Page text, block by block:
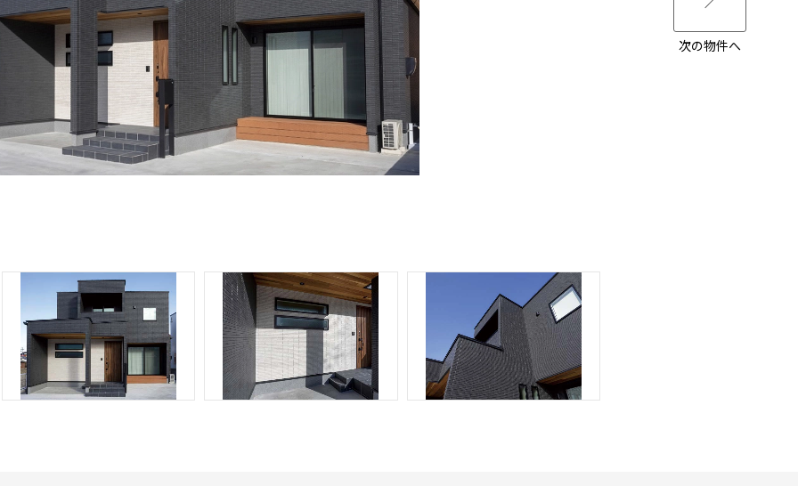
次の物件へ